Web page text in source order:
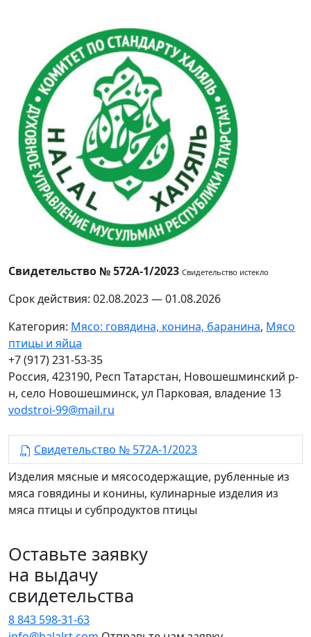
Свидетельство № 572А-1/2023 Свидетельство истекло
Срок действия: 02.08.2023 — 01.08.2026
Категория: Мясо: говядина, конина, баранина, Мясо
птицы и яйца
+7 (917) 231-53-35
Россия, 423190, Респ Татарстан, Новошешминский р-
н, село Новошешминск, ул Парковая, владение 13
vodstroi-99@mail.ru
Свидетельство № 572А-1/2023
Изделия мясные и мясосодержащие, рубленные из
мяса говядины и конины, кулинарные изделия из
мяса птицы и субпродуктов птицы
Оставьте заявку
на выдачу
свидетельства
8 843 598-31-63